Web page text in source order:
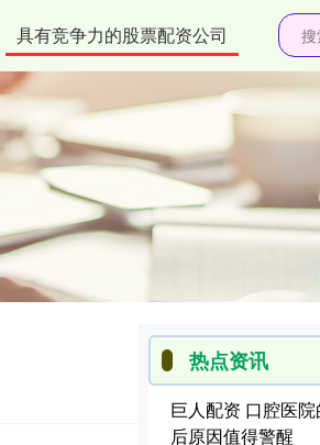
具有竞争力的股票配资公司
热点资讯
巨人配资 口腔医
后原因值得警醒